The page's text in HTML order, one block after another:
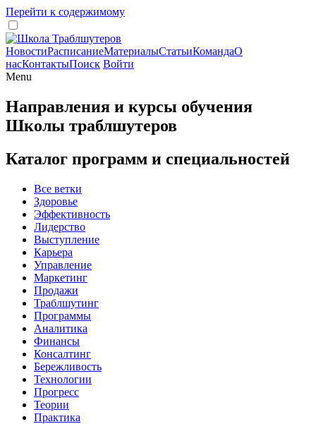
Перейти к содержимому
НовостиРасписаниеМатериалыСтатьиКомандаО
насКонтактыПоиск Войти
Menu
Направления и курсы обучения
Школы траблшутеров
Каталог программ и специальностей
Все ветки
Здоровье
Эффективность
Лидерство
Выступление
Карьера
Управление
Маркетинг
Продажи
Траблшутинг
Программы
Аналитика
Финансы
Консалтинг
Бережливость
Технологии
Прогресс
Теории
Практика